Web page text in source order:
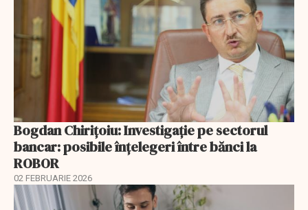
Bogdan Chirițoiu: Investigație pe sectorul
bancar: posibile înțelegeri între bănci la
ROBOR
02 FEBRUARIE 2026